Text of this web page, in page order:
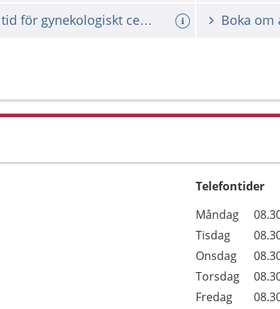
Av- och omboka tid för gynekologiskt cellprov
Telefontider
Dag
Öppettider
Kommentarer
Måndag
Tisdag
Onsdag
Torsdag
Fredag